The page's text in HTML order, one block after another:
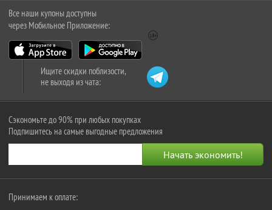
Все наши купоны доступны
через Мобильное Приложение:
Ищите скидки поблизости,
не выходя из чата:
Сэкономьте до 90% при любых покупках
Подпишитесь на самые выгодные предложения
Принимаем к оплате: